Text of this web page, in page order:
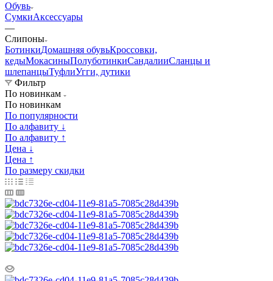
Обувь
СумкиАксессуары
—
Слипоны
БотинкиДомашняя обувьКроссовки,
кедыМокасиныПолуботинкиСандалииСланцы и
шлепанцыТуфлиУгги, дутики
Фильтр
По новинкам
По новинкам
По популярности
По алфавиту ↓
По алфавиту ↑
Цена ↓
Цена ↑
По размеру скидки